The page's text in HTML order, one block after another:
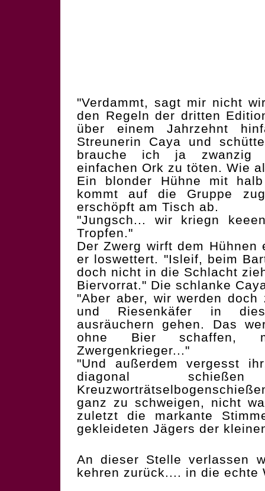
"Verdammt, sagt mir nicht
den Regeln der dritten
über einem Jahrzehnt
Streunerin Caya und
brauche ich ja zwanzig
einfachen Ork zu töten. Wie
Ein blonder Hühne mit
kommt auf die Gruppe
erschöpft am Tisch ab.
"Jungsch... wir kriegn
Tropfen."
Der Zwerg wirft dem
er loswettert. "Isleif, beim
doch nicht in die Schlacht
Biervorrat." Die schlanke
"Aber aber, wir werden
und Riesenkäfer in
ausräuchern gehen. Das
ohne Bier schaffen,
Zwergenkrieger..."
"Und außerdem vergesst
diagonal
ganz zu schweigen, nicht
zuletzt die markante
gekleideten Jägers der
An dieser Stelle verlassen
kehren zurück.... in die echte